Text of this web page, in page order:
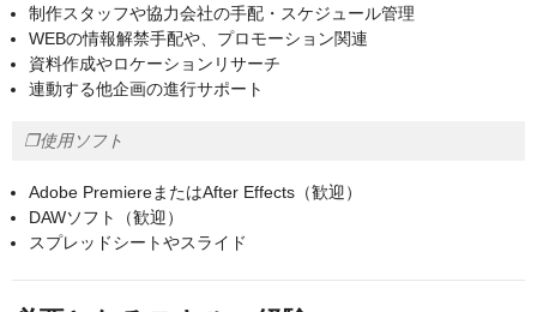
制作スタッフや協力会社の手配・スケジュール管理
WEBの情報解禁手配や、プロモーション関連
資料作成やロケーションリサーチ
連動する他企画の進行サポート
❐使用ソフト
Adobe PremiereまたはAfter Effects（歓迎）
DAWソフト（歓迎）
スプレッドシートやスライド